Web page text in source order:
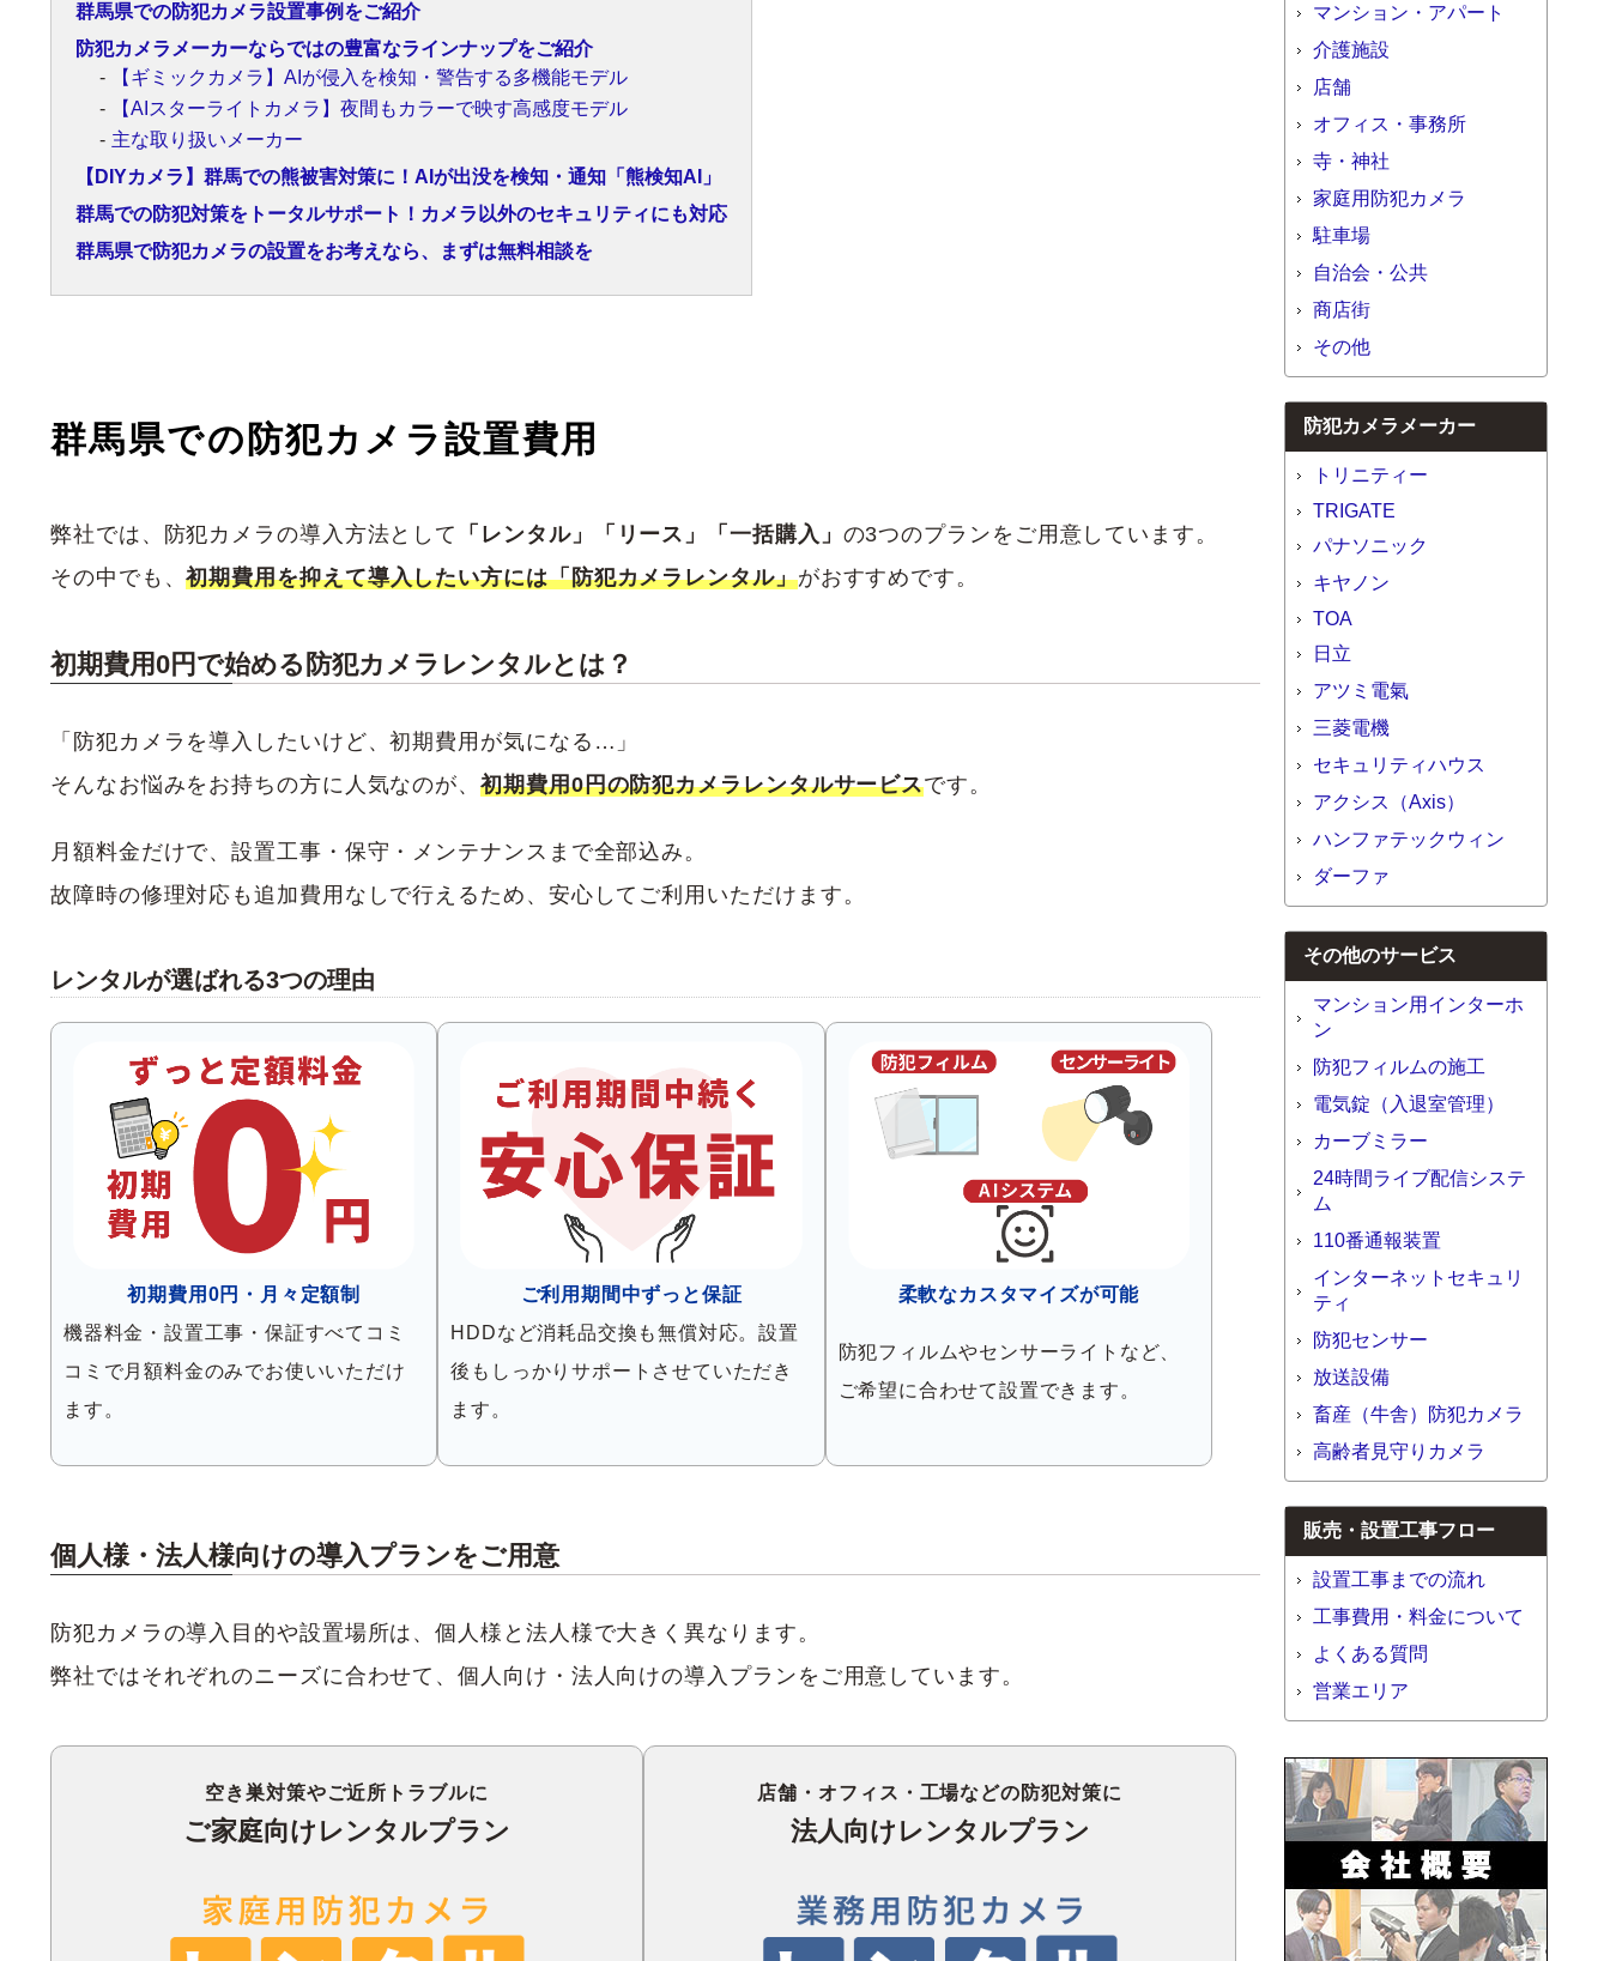
群馬県での防犯カメラ設置事例をご紹介
防犯カメラメーカーならではの豊富なラインナップをご紹介
【ギミックカメラ】AIが侵入を検知・警告する多機能モデル
【AIスターライトカメラ】夜間もカラーで映す高感度モデル
主な取り扱いメーカー
【DIYカメラ】群馬での熊被害対策に！AIが出没を検知・通知「熊検知AI」
群馬での防犯対策をトータルサポート！カメラ以外のセキュリティにも対応
群馬県で防犯カメラの設置をお考えなら、まずは無料相談を
群馬県での防犯カメラ設置費用
弊社では、防犯カメラの導入方法として 「レンタル」「リース」「一括購入」 の3つのプランをご用意しています。
その中でも、初期費用を抑えて導入したい方には「防犯カメラレンタル」がおすすめです。
初期費用0円で始める防犯カメラレンタルとは？
「防犯カメラを導入したいけど、初期費用が気になる…」
そんなお悩みをお持ちの方に人気なのが、初期費用0円の防犯カメラレンタルサービスです。
月額料金だけで、設置工事・保守・メンテナンスまで全部込み。
故障時の修理対応も追加費用なしで行えるため、安心してご利用いただけます。
レンタルが選ばれる3つの理由
初期費用0円・月々定額制
機器料金・設置工事・保証すべてコミ
コミで月額料金のみでお使いいただけ
ます。
ご利用期間中ずっと保証
HDDなど消耗品交換も無償対応。設置
後もしっかりサポートさせていただき
ます。
柔軟なカスタマイズが可能
防犯フィルムやセンサーライトなど、
ご希望に合わせて設置できます。
個人様・法人様向けの導入プランをご用意
防犯カメラの導入目的や設置場所は、個人様と法人様で大きく異なります。
弊社ではそれぞれのニーズに合わせて、個人向け・法人向けの導入プランをご用意しています。
空き巣対策やご近所トラブルに
ご家庭向けレンタルプラン
店舗・オフィス・工場などの防犯対策に
法人向けレンタルプラン
マンション・アパート
介護施設
店舗
オフィス・事務所
寺・神社
家庭用防犯カメラ
駐車場
自治会・公共
商店街
その他
防犯カメラメーカー
トリニティー
TRIGATE
パナソニック
キヤノン
TOA
日立
アツミ電氣
三菱電機
セキュリティハウス
アクシス（Axis）
ハンファテックウィン
ダーファ
その他のサービス
マンション用インターホ
ン
防犯フィルムの施工
電気錠（入退室管理）
カーブミラー
24時間ライブ配信システ
ム
110番通報装置
インターネットセキュリ
ティ
防犯センサー
放送設備
畜産（牛舎）防犯カメラ
高齢者見守りカメラ
販売・設置工事フロー
設置工事までの流れ
工事費用・料金について
よくある質問
営業エリア